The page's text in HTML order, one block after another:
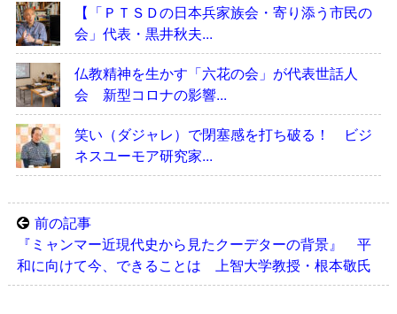
【「ＰＴＳＤの日本兵家族会・寄り添う市民の
会」代表・黒井秋夫...
仏教精神を生かす「六花の会」が代表世話人
会 新型コロナの影響...
笑い（ダジャレ）で閉塞感を打ち破る！ ビジ
ネスユーモア研究家...
前の記事
『ミャンマー近現代史から見たクーデターの背景』 平
和に向けて今、できることは 上智大学教授・根本敬氏